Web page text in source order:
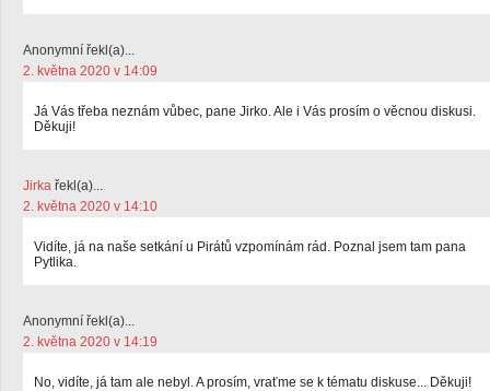
Anonymní řekl(a)...
2. května 2020 v 14:09
Já Vás třeba neznám vůbec, pane Jirko. Ale i Vás prosím o věcnou diskusi.
Děkuji!
Jirka řekl(a)...
2. května 2020 v 14:10
Vidíte, já na naše setkání u Pirátů vzpomínám rád. Poznal jsem tam pana
Pytlika.
Anonymní řekl(a)...
2. května 2020 v 14:19
No, vidíte, já tam ale nebyl. A prosím, vraťme se k tématu diskuse... Děkuji!